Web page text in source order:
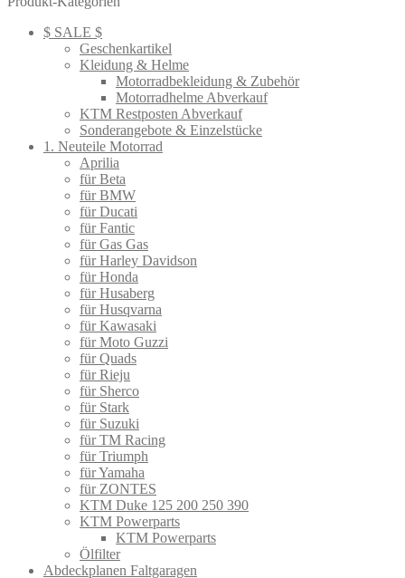
$ SALE $
Geschenkartikel
Kleidung & Helme
Motorradbekleidung & Zubehör
Motorradhelme Abverkauf
KTM Restposten Abverkauf
Sonderangebote & Einzelstücke
1. Neuteile Motorrad
Aprilia
für Beta
für BMW
für Ducati
für Fantic
für Gas Gas
für Harley Davidson
für Honda
für Husaberg
für Husqvarna
für Kawasaki
für Moto Guzzi
für Quads
für Rieju
für Sherco
für Stark
für Suzuki
für TM Racing
für Triumph
für Yamaha
für ZONTES
KTM Duke 125 200 250 390
KTM Powerparts
KTM Powerparts
Ölfilter
Abdeckplanen Faltgaragen